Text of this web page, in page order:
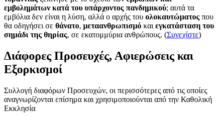
εμβολημάτων κατά του υπάρχοντος πανδημικού; αυτά τα
εμβόλια δεν είναι η λύση, αλλά ο αρχής του ολοκαυτώματος που
θα οδηγήσει σε θάνατο, μεταανθρωπισμό και εγκατάσταση του
σημάδι της θηρίας, σε εκατομμύρια ανθρώπους. (Συνεχίστε)
Διάφορες Προσευχές, Αφιερώσεις και
Εξορκισμοί
Συλλογή διαφόρων Προσευχών, οι περισσότερες από τις οποίες
αναγνωρίζονται επίσημα και χρησιμοποιούνται από την Καθολική
Εκκλησία